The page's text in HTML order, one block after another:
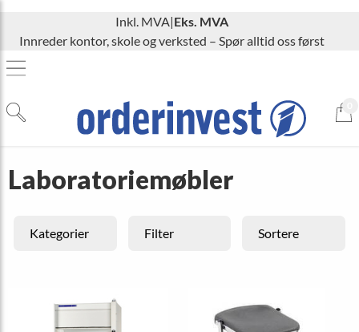
Inkl. MVA|Eks. MVA
Innreder kontor, skole og verksted – Spør alltid oss først
Laboratoriemøbler
Kategorier Filter Sortere